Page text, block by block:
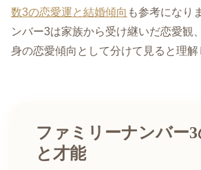
数3の恋愛運と結婚傾向 も参考になり
ンバー3は家族から受け継いだ恋愛観
身の恋愛傾向として分けて見ると理解
ファミリーナンバー
と才能